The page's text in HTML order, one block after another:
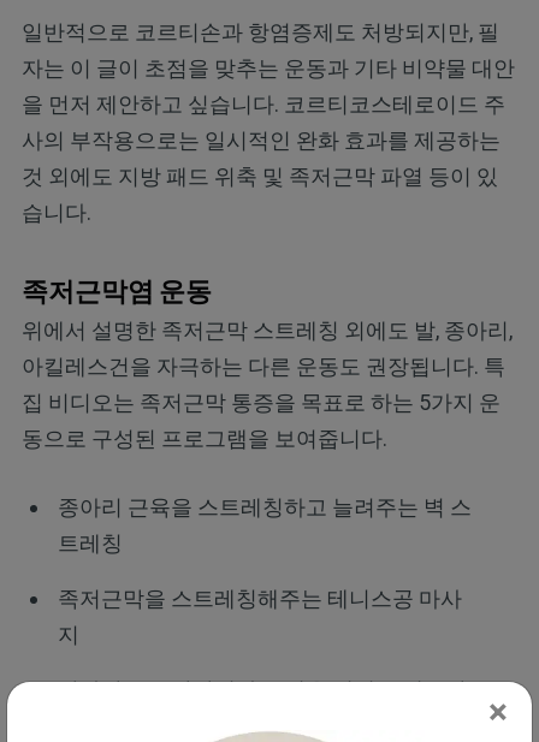
일반적으로 코르티손과 항염증제도 처방되지만, 필
자는 이 글이 초점을 맞추는 운동과 기타 비약물 대안
을 먼저 제안하고 싶습니다. 코르티코스테로이드 주
사의 부작용으로는 일시적인 완화 효과를 제공하는
것 외에도 지방 패드 위축 및 족저근막 파열 등이 있
습니다.
족저근막염 운동
위에서 설명한 족저근막 스트레칭 외에도 발, 종아리,
아킬레스건을 자극하는 다른 운동도 권장됩니다. 특
집 비디오는 족저근막 통증을 목표로 하는 5가지 운
동으로 구성된 프로그램을 보여줍니다.
종아리 근육을 스트레칭하고 늘려주는 벽 스
트레칭
족저근막을 스트레칭해주는 테니스공 마사
지
발가락으로 양말이나 수건을 집어 족저근막
을 탄탄하게 만드세요
×